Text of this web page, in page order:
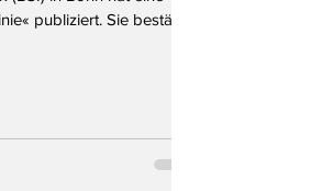
publiziert. Sie bestätigt,